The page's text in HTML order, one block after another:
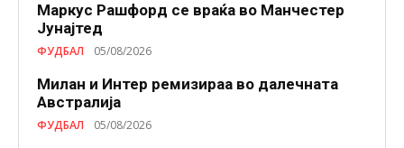
Маркус Рашфорд се враќа во Манчестер
Јунајтед
ФУДБАЛ 05/08/2026
Милан и Интер ремизираа во далечната
Австралија
ФУДБАЛ 05/08/2026